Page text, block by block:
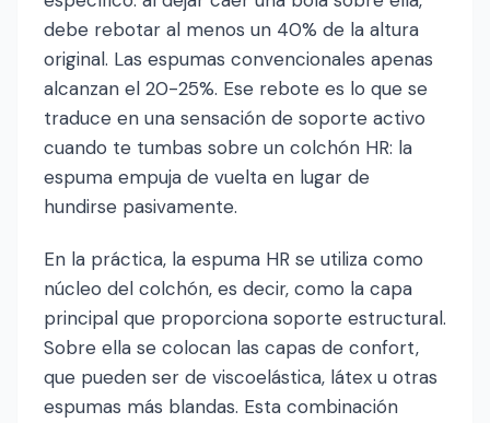
debe rebotar al menos un 40% de la altura
original. Las espumas convencionales apenas
alcanzan el 20-25%. Ese rebote es lo que se
traduce en una sensación de soporte activo
cuando te tumbas sobre un colchón HR: la
espuma empuja de vuelta en lugar de
hundirse pasivamente.
En la práctica, la espuma HR se utiliza como
núcleo del colchón, es decir, como la capa
principal que proporciona soporte estructural.
Sobre ella se colocan las capas de confort,
que pueden ser de viscoelástica, látex u otras
espumas más blandas. Esta combinación